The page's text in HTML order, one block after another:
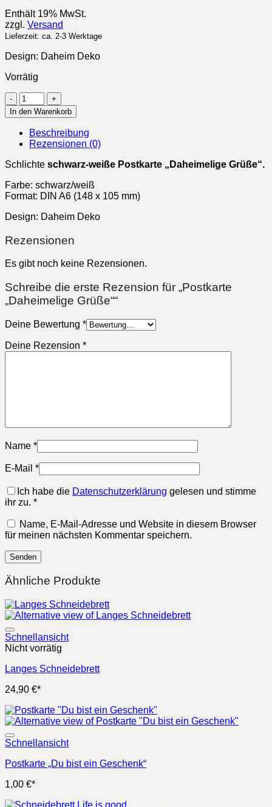
Enthält 19% MwSt.
zzgl. Versand
Lieferzeit: ca. 2-3 Werktage
Design: Daheim Deko
Vorrätig
Postkarte
"Daheimelige
Grüße"
Menge
In den Warenkorb
Beschreibung
Rezensionen (0)
Schlichte schwarz-weiße Postkarte „Daheimelige Grüße“.
Farbe: schwarz/weiß
Format: DIN A6 (148 x 105 mm)
Design: Daheim Deko
Rezensionen
Es gibt noch keine Rezensionen.
Schreibe die erste Rezension für „Postkarte
„Daheimelige Grüße““
Deine Bewertung *
Deine Rezension *
Name *
E-Mail *
Ich habe die Datenschutzerklärung gelesen und stimme
ihr zu. *
Name, E-Mail-Adresse und Website in diesem Browser
für meinen nächsten Kommentar speichern.
Ähnliche Produkte
Schnellansicht
Nicht vorrätig
Langes Schneidebrett
24,90 €*
Schnellansicht
Postkarte „Du bist ein Geschenk“
1,00 €*